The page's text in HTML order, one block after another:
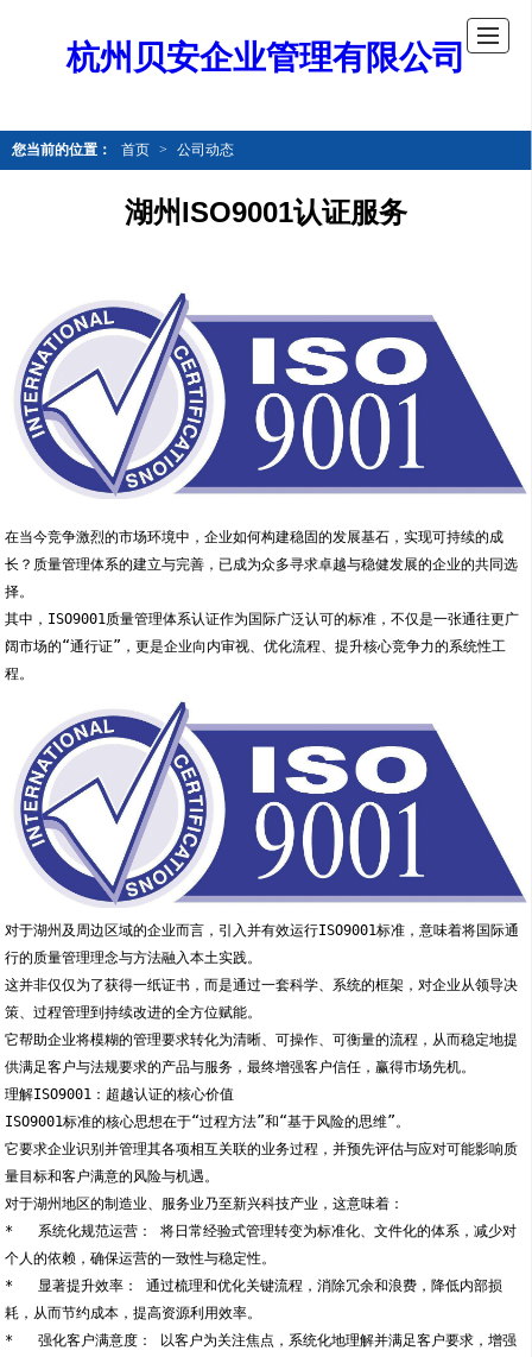
杭州贝安企业管理有限公司
您当前的位置： 首页 > 公司动态
湖州ISO9001认证服务
在当今竞争激烈的市场环境中，企业如何构建稳固的发展基石，实现可持续的成
长？质量管理体系的建立与完善，已成为众多寻求卓越与稳健发展的企业的共同选
择。
其中，ISO9001质量管理体系认证作为国际广泛认可的标准，不仅是一张通往更广
阔市场的“通行证”，更是企业向内审视、优化流程、提升核心竞争力的系统性工
程。
对于湖州及周边区域的企业而言，引入并有效运行ISO9001标准，意味着将国际通
行的质量管理理念与方法融入本土实践。
这并非仅仅为了获得一纸证书，而是通过一套科学、系统的框架，对企业从领导决
策、过程管理到持续改进的全方位赋能。
它帮助企业将模糊的管理要求转化为清晰、可操作、可衡量的流程，从而稳定地提
供满足客户与法规要求的产品与服务，最终增强客户信任，赢得市场先机。
理解ISO9001：超越认证的核心价值
ISO9001标准的核心思想在于“过程方法”和“基于风险的思维”。
它要求企业识别并管理其各项相互关联的业务过程，并预先评估与应对可能影响质
量目标和客户满意的风险与机遇。
对于湖州地区的制造业、服务业乃至新兴科技产业，这意味着：
*   系统化规范运营： 将日常经验式管理转变为标准化、文件化的体系，减少对
个人的依赖，确保运营的一致性与稳定性。
*   显著提升效率： 通过梳理和优化关键流程，消除冗余和浪费，降低内部损
耗，从而节约成本，提高资源利用效率。
*   强化客户满意度： 以客户为关注焦点，系统化地理解并满足客户要求，增强